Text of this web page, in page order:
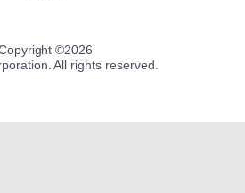
©2026
All rights reserved.